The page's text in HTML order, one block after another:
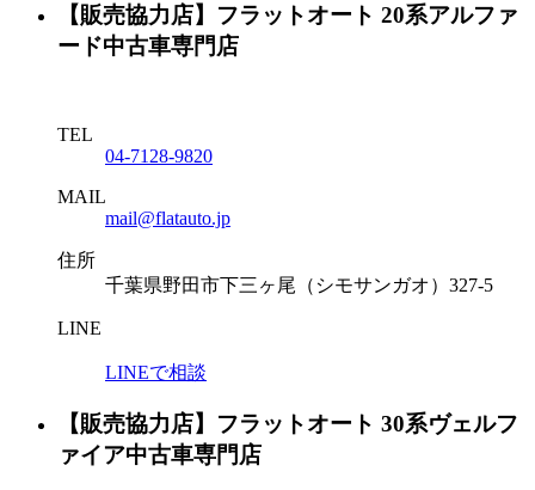
【販売協力店】フラットオート 20系アルファ
ード中古車専門店
TEL
04-7128-9820
MAIL
mail@flatauto.jp
住所
千葉県野田市下三ヶ尾（シモサンガオ）327-5
LINE
LINEで相談
【販売協力店】フラットオート 30系ヴェルフ
ァイア中古車専門店